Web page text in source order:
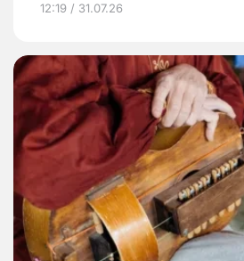
12:19 / 31.07.26